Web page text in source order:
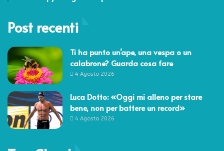
Post recenti
Ti ha punto un’ape, una vespa o un
calabrone? Guarda cosa fare
4 Agosto 2026
Luca Dotto: «Oggi mi alleno per stare
bene, non per battere un record»
4 Agosto 2026